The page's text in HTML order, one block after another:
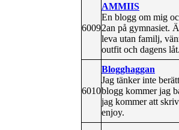
6009
AMMIIS
En blogg om mig
2an på gymnasiet.
leva utan familj,
outfit och dagens låt.
6010
Blogghaggan
Jag tänker inte
blogg kommer jag
jag kommer att
enjoy.